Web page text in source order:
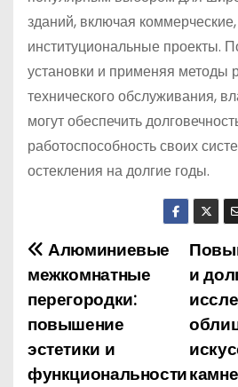
зданий, включая
институциональные проекты.
установки и применяя методы
технического обслуживания,
могут обеспечить
работоспособность своих
остекления на долгие годы.
Н
а
в
и
и
Алюминиевые
межкомнатные
перегородки:
повышение
эстетики и
функциональности